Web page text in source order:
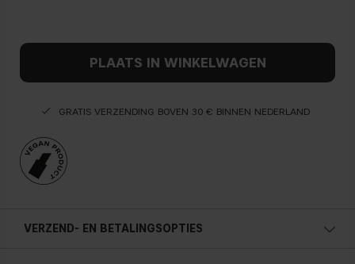
PLAATS IN WINKELWAGEN
GRATIS VERZENDING BOVEN 30 € BINNEN NEDERLAND
VERZEND- EN BETALINGSOPTIES